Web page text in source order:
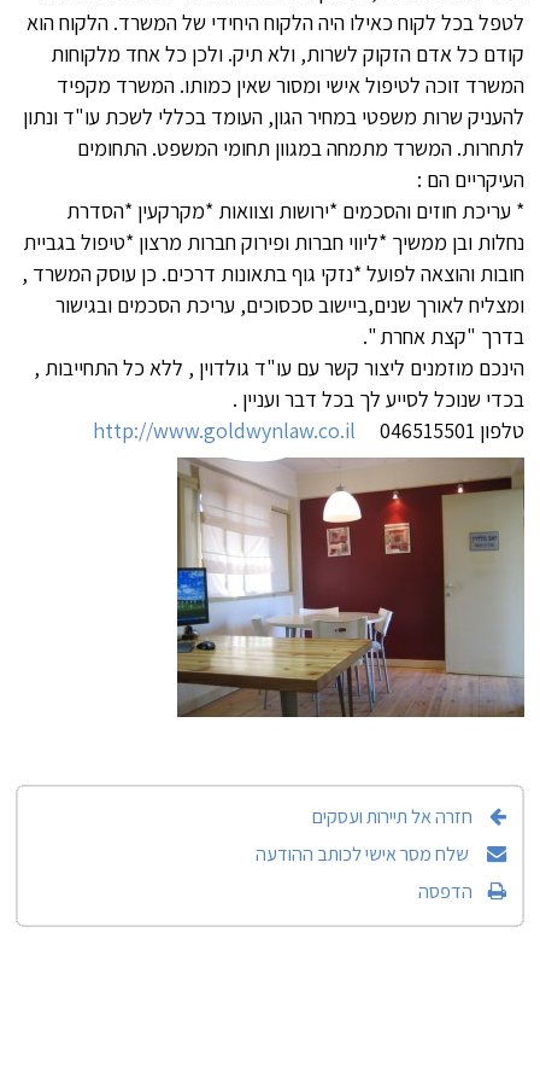
לטפל בכל לקוח כאילו היה הלקוח היחידי של המשרד. הלקוח הוא
קודם כל אדם הזקוק לשרות, ולא תיק. ולכן כל אחד מלקוחות
המשרד זוכה לטיפול אישי ומסור שאין כמותו. המשרד מקפיד
להעניק שרות משפטי במחיר הגון, העומד בכללי לשכת עו"ד ונתון
לתחרות. המשרד מתמחה במגוון תחומי המשפט. התחומים
העיקריים הם :
* עריכת חוזים והסכמים *ירושות וצוואות *מקרקעין *הסדרת
נחלות ובן ממשיך *ליווי חברות ופירוק חברות מרצון *טיפול בגביית
חובות והוצאה לפועל *נזקי גוף בתאונות דרכים. כן עוסק המשרד ,
ומצליח לאורך שנים,ביישוב סכסוכים, עריכת הסכמים ובגישור
בדרך "קצת אחרת ".
הינכם מוזמנים ליצור קשר עם עו"ד גולדוין , ללא כל התחייבות ,
בכדי שנוכל לסייע לך בכל דבר ועניין .
טלפון 046515501
http://www.goldwynlaw.co.il
חזרה אל תיירות ועסקים
שלח מסר אישי לכותב ההודעה
הדפסה